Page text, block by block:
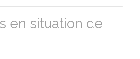
en situation de